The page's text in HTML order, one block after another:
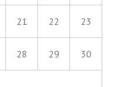
21 22 23
28 29 30